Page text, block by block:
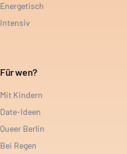
Energetisch
Intensiv
Für wen?
Mit Kindern
Date-Ideen
Queer Berlin
Bei Regen